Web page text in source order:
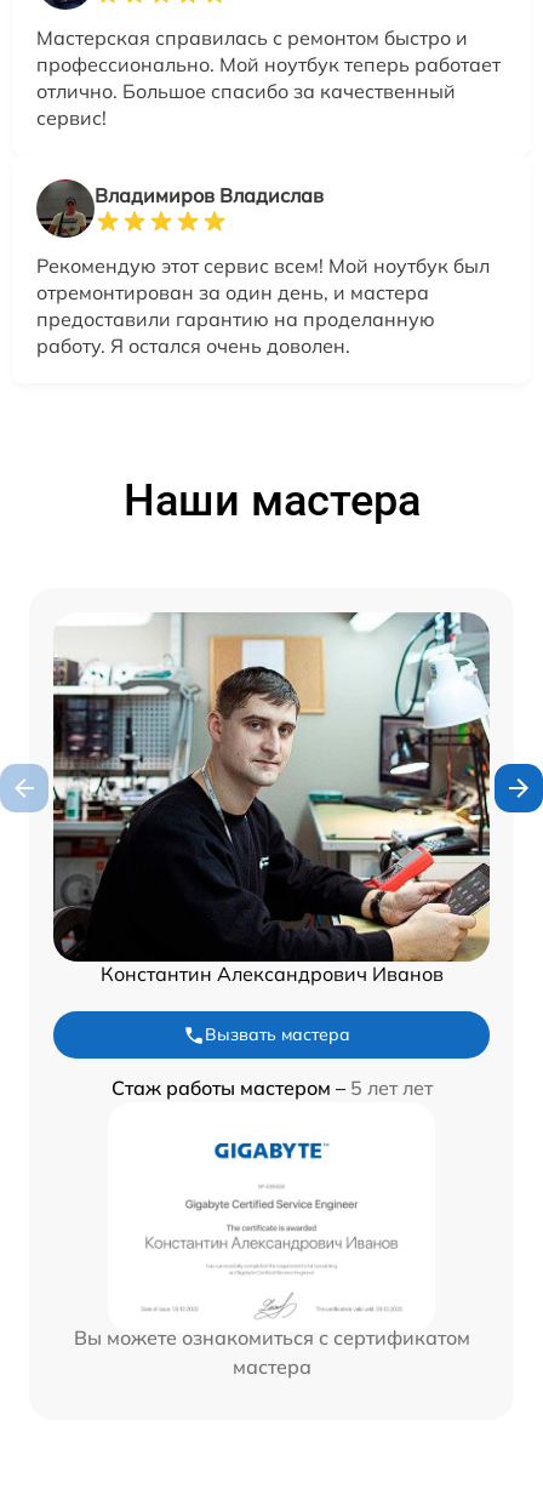
Мастерская справилась с ремонтом быстро и
профессионально. Мой ноутбук теперь работает
отлично. Большое спасибо за качественный
сервис!
Владимиров Владислав
Рекомендую этот сервис всем! Мой ноутбук был
отремонтирован за один день, и мастера
предоставили гарантию на проделанную
работу. Я остался очень доволен.
Наши мастера
Константин Александрович Иванов
Вызвать мастера
Стаж работы мастером – 5 лет лет
Вы можете ознакомиться с сертификатом
мастера